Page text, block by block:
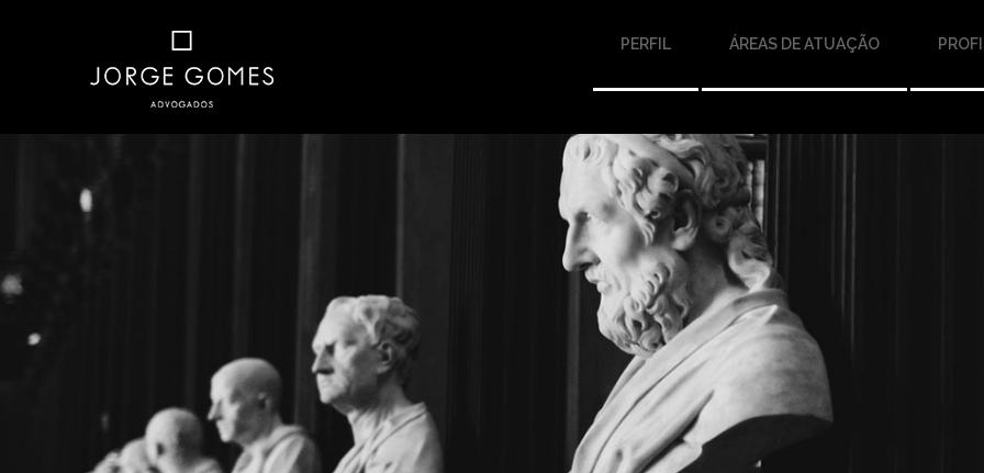
PERFIL ÁREAS DE ATUAÇÃO